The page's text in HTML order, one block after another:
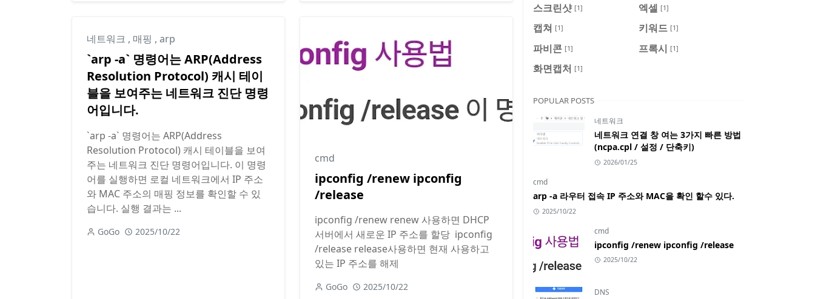
네트워크 , 매핑 , arp
`arp -a` 명령어는 ARP(Address
Resolution Protocol) 캐시 테이
블을 보여주는 네트워크 진단 명령
어입니다.
`arp -a` 명령어는 ARP(Address
Resolution Protocol) 캐시 테이블을 보여
주는 네트워크 진단 명령어입니다. 이 명령
어를 실행하면 로컬 네트워크에서 IP 주소
와 MAC 주소의 매핑 정보를 확인할 수 있
습니다. 실행 결과는 ...
GoGo 2025/10/22
cmd
ipconfig /renew ipconfig
/release
ipconfig /renew renew 사용하면 DHCP
서버에서 새로운 IP 주소를 할당 ​ ipconfig
/release release사용하면 현재 사용하고
있는 IP 주소를 해제
GoGo 2025/10/22
스크린샷 [1] 엑셀 [1]
캡쳐 [1] 키워드 [1]
파비콘 [1] 프록시 [1]
화면캡처 [1]
POPULAR POSTS
네트워크
네트워크 연결 창 여는 3가지 빠른 방법
(ncpa.cpl / 설정 / 단축키)
2026/01/25
cmd
arp -a 라우터 접속 IP 주소와 MAC을 확인 할수 있다.
2025/10/22
cmd
ipconfig /renew ipconfig /release
2025/10/22
DNS